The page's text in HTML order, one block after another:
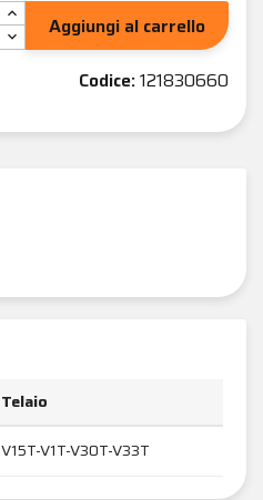
Aggiungi al carrello
Codice:121830660
Telaio
V15T-V1T-V30T-V33T